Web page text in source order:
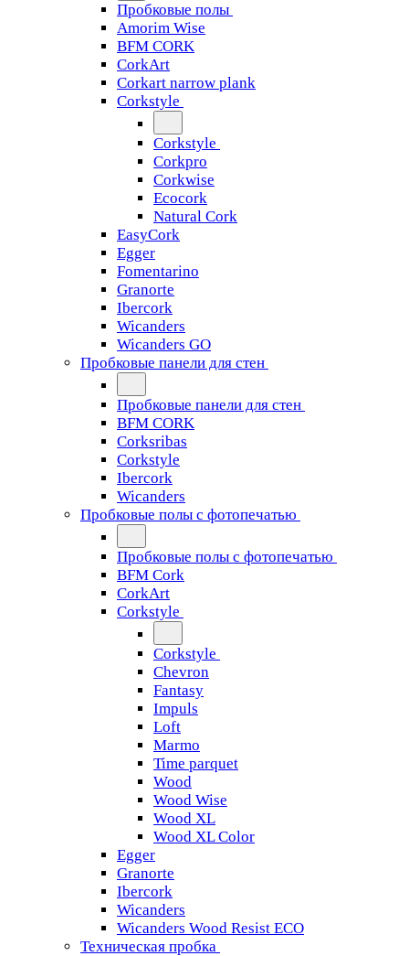
Пробковые полы
Amorim Wise
BFM CORK
CorkArt
Corkart narrow plank
Corkstyle
Corkstyle
Corkpro
Corkwise
Ecocork
Natural Cork
EasyCork
Egger
Fomentarino
Granorte
Ibercork
Wicanders
Wicanders GO
Пробковые панели для стен
Пробковые панели для стен
BFM CORK
Corksribas
Corkstyle
Ibercork
Wicanders
Пробковые полы с фотопечатью
Пробковые полы с фотопечатью
BFM Cork
CorkArt
Corkstyle
Corkstyle
Chevron
Fantasy
Impuls
Loft
Marmo
Time parquet
Wood
Wood Wise
Wood XL
Wood XL Color
Egger
Granorte
Ibercork
Wicanders
Wicanders Wood Resist ECO
Техническая пробка